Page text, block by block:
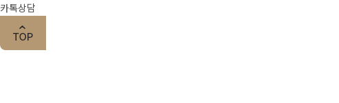
카톡상담